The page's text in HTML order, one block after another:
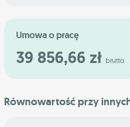
Umowa o pracę
39 856,66 zł brutto
Równowartość przy